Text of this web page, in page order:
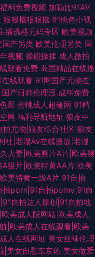
利免费视频 加勒比91AV
狠狠擼狠狠擼 91桃色小视
播诱惑无码专区 欧美视频
国产另类 欧美伦理另类 国
视频 操碰操揉 成人微拍
观看免费 岛国精品在线播
线观看 91网国产尤物在
国产日韩伦理淫 成年免费
图 蜜桃成人超碰网 91精
网 福利导航地址 狼友中
尤物|狼友综合社区|狼友
社|老湿Av在线播放|老湿
人妻|欧美爽片A片|欧美爽
级片|欧美特黄AA片|欧美
美特黄一级A片 91自拍
porn|91自拍porny|91自
自拍达人原创|91自拍地
美成人院网站|欧美成人
|欧美成人在线观看|欧美
人在线网址 美女丝袜伦理
|美女自慰东京热|美女做爱